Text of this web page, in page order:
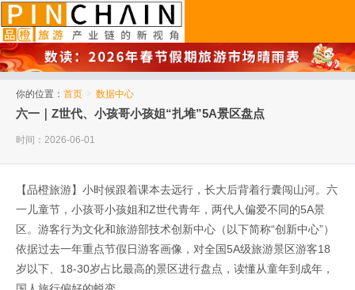
你的位置： 首页 > 数据中心
六一｜Z世代、小孩哥小孩姐“扎堆”5A景区盘点
时间：2026-06-01
【品橙旅游】小时候跟着课本去远行，长大后背着行囊闯山河。六
一儿童节，小孩哥小孩姐和Z世代青年，两代人偏爱不同的5A景
区。游客行为文化和旅游部技术创新中心（以下简称“创新中心”）
依据过去一年重点节假日游客画像，对全国5A级旅游景区游客18
岁以下、18-30岁占比最高的景区进行盘点，读懂从童年到成年，